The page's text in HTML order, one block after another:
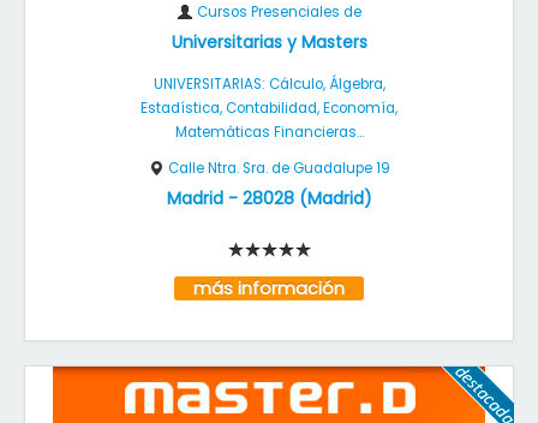
Cursos Presenciales de
Universitarias y Masters
UNIVERSITARIAS: Cálculo, Álgebra,
Estadística, Contabilidad, Economía,
Matemáticas Financieras...
Calle Ntra. Sra. de Guadalupe 19
Madrid- 28028(Madrid)
más información